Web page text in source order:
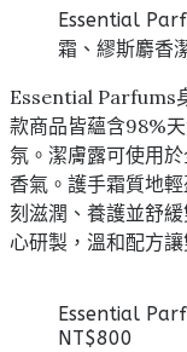
Essential
霜、繆斯麝香
Essential Parfums
款商品皆蘊含98%
氛。潔膚露可使用
香氣。護手霜質地
刻滋潤、養護並舒
心研製，溫和配方
Essential
NT$800